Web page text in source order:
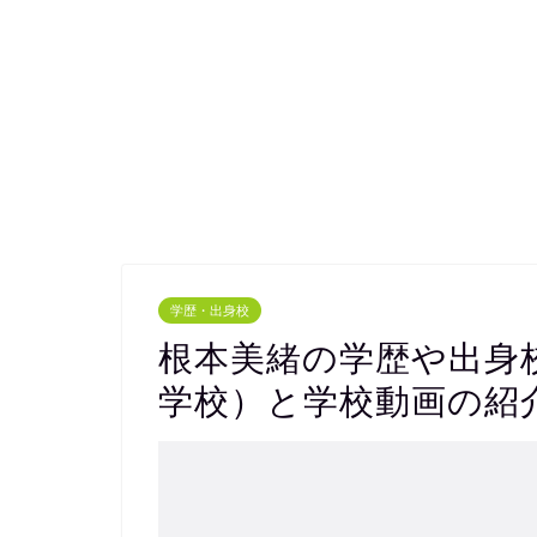
学歴・出身校
根本美緒の学歴や出身
学校）と学校動画の紹